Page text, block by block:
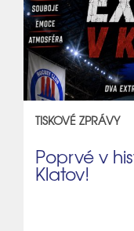
TISKOVÉ ZPRÁVY
Poprvé v
Klatov!